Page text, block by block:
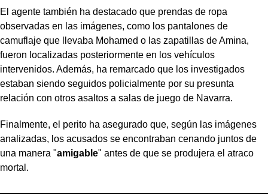
El agente también ha destacado que prendas de ropa
observadas en las imágenes, como los pantalones de
camuflaje que llevaba Mohamed o las zapatillas de Amina,
fueron localizadas posteriormente en los vehículos
intervenidos. Además, ha remarcado que los investigados
estaban siendo seguidos policialmente por su presunta
relación con otros asaltos a salas de juego de Navarra.
Finalmente, el perito ha asegurado que, según las imágenes
analizadas, los acusados se encontraban cenando juntos de
una manera "amigable" antes de que se produjera el atraco
mortal.